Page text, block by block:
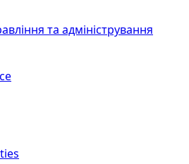
та адміністрування